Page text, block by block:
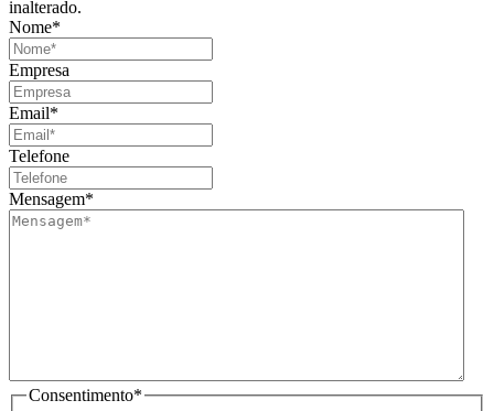
inalterado.
Nome*
Empresa
Email*
Telefone
Mensagem*
Consentimento*